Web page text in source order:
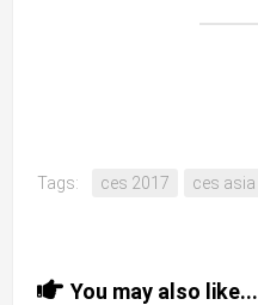
Tags: ces 2017 ces asia
You may also like...